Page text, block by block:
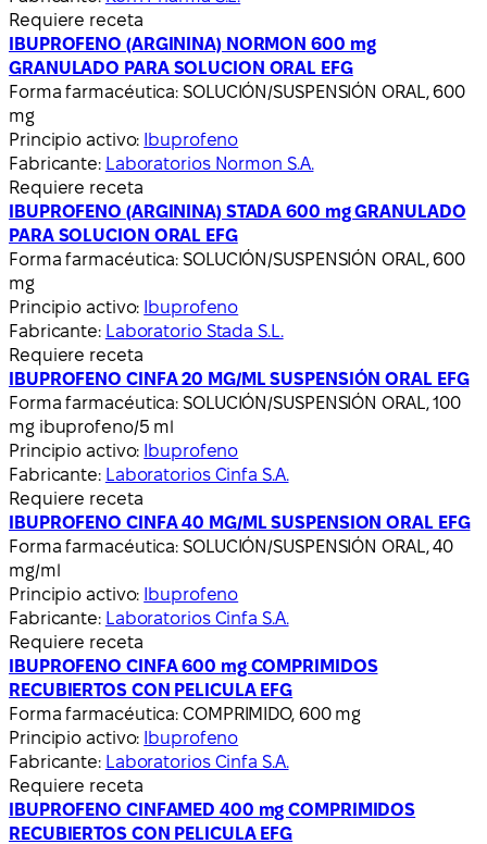
Requiere receta
IBUPROFENO (ARGININA) NORMON 600 mg
GRANULADO PARA SOLUCION ORAL EFG
Forma farmacéutica: SOLUCIÓN/SUSPENSIÓN ORAL, 600
mg
Principio activo: Ibuprofeno
Fabricante: Laboratorios Normon S.A.
Requiere receta
IBUPROFENO (ARGININA) STADA 600 mg GRANULADO
PARA SOLUCION ORAL EFG
Forma farmacéutica: SOLUCIÓN/SUSPENSIÓN ORAL, 600
mg
Principio activo: Ibuprofeno
Fabricante: Laboratorio Stada S.L.
Requiere receta
IBUPROFENO CINFA 20 MG/ML SUSPENSIÓN ORAL EFG
Forma farmacéutica: SOLUCIÓN/SUSPENSIÓN ORAL, 100
mg ibuprofeno/5 ml
Principio activo: Ibuprofeno
Fabricante: Laboratorios Cinfa S.A.
Requiere receta
IBUPROFENO CINFA 40 MG/ML SUSPENSION ORAL EFG
Forma farmacéutica: SOLUCIÓN/SUSPENSIÓN ORAL, 40
mg/ml
Principio activo: Ibuprofeno
Fabricante: Laboratorios Cinfa S.A.
Requiere receta
IBUPROFENO CINFA 600 mg COMPRIMIDOS
RECUBIERTOS CON PELICULA EFG
Forma farmacéutica: COMPRIMIDO, 600 mg
Principio activo: Ibuprofeno
Fabricante: Laboratorios Cinfa S.A.
Requiere receta
IBUPROFENO CINFAMED 400 mg COMPRIMIDOS
RECUBIERTOS CON PELICULA EFG